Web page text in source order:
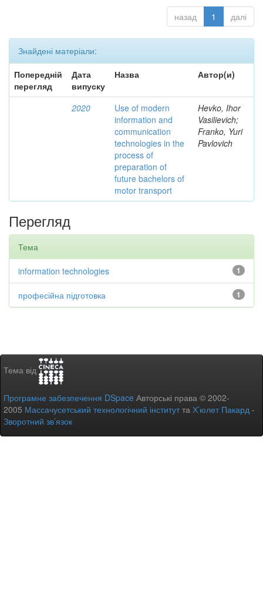
назад 1 далі
Знайдені матеріали:
Попередній
перегляд
Дата
випуску
Назва Автор(и)
2020
Use of modern
information and
communication
technologies in the
process of
preparation of
future bachelors of
motor transport
Hevko, Ihor
Vasilievich;
Franko, Yuri
Pavlovich
Перегляд
Тема
1
information technologies
1
професійна підготовка
Тема від
Програмне забезпечення DSpace Авторські права © 2002-
2005 Массачусетський технологічний інститутта Х’юлет Пакард -
Зворотний зв’язок